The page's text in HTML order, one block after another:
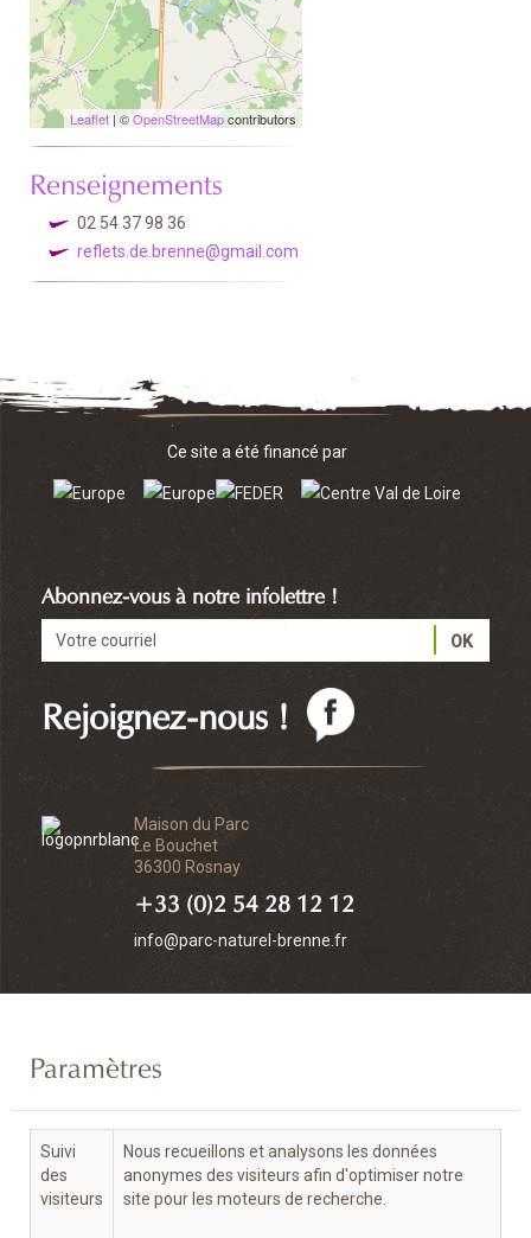
Leaflet| ©OpenStreetMapcontributors
Renseignements
02 54 37 98 36
reflets.de.brenne@gmail.com
Maison du Parc
Le Bouchet
36300 Rosnay
+33 (0)2 54 28 12 12
info@parc-naturel-brenne.fr
Rejoignez-nous !
Abonnez-vous à notre infolettre !
Ce site a été financé par
Paramètres
Suivi
des
visiteurs
Nous recueillons et analysons les données
anonymes des visiteurs afin d'optimiser notre
site pour les moteurs de recherche.